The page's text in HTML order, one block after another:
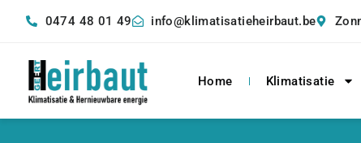
0474 48 01 49 info@klimatisatieheirbaut.be
Home Klimatisatie